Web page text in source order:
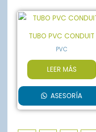
TUBO PVC CONDUIT
PVC
LEER MÁS
ASESORÍA